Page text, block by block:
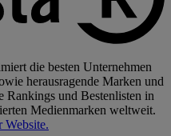
die besten Unternehmen
herausragende Marken und
und Bestenlisten in
Medienmarken weltweit.
Website.